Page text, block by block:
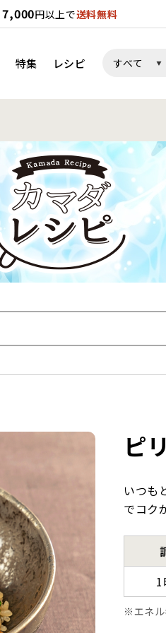
7,000円以上で送料無料
特集 レシピ
ピ
いつも
でコク
1
エネ